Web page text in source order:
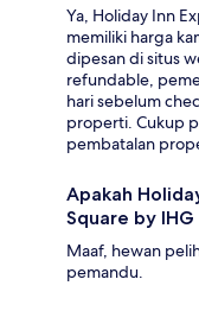
Ya, Holiday Inn
memiliki harga
dipesan di situs
refundable,
hari sebelum
properti. Cukup
pembatalan
Apakah
Square by
Maaf, hewan
pemandu.